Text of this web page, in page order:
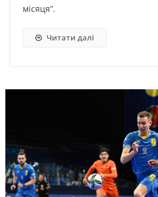
місяця”.
Читати далі